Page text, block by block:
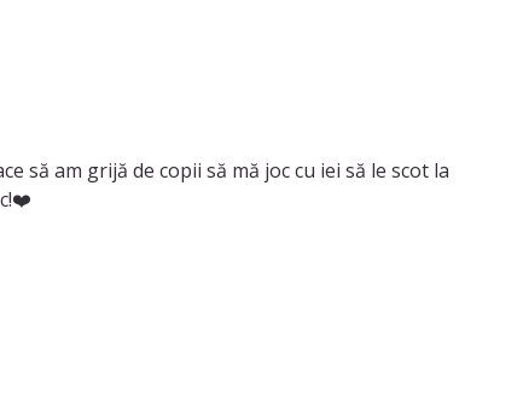
să am grijă de copii să mă joc cu iei să le scot la